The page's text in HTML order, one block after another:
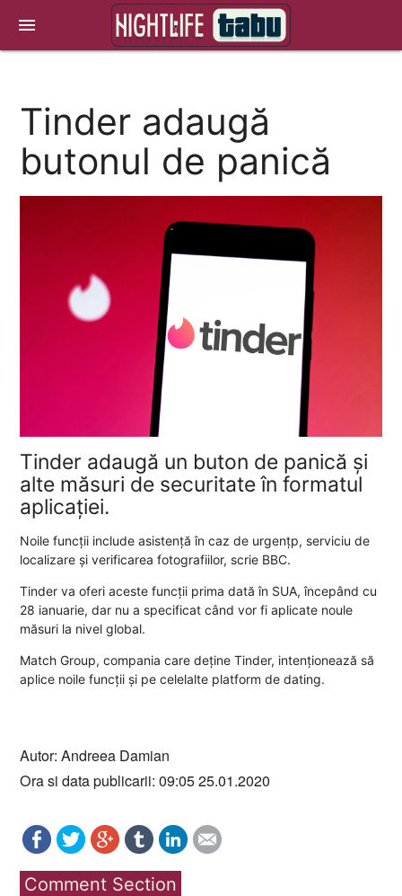
menu
Tinder adaugă
butonul de panică
Tinder adaugă un buton de panică și
alte măsuri de securitate în formatul
aplicației.
Noile funcții include asistență în caz de urgențp, serviciu de
localizare și verificarea fotografiilor, scrie BBC.
Tinder va oferi aceste funcții prima dată în SUA, începând cu
28 ianuarie, dar nu a specificat când vor fi aplicate noule
măsuri la nivel global.
Match Group, compania care deține Tinder, intenționează să
aplice noile funcții și pe celelalte platform de dating.
Autor: Andreea Damian
Ora si data publicarii: 09:05 25.01.2020
Comment Section